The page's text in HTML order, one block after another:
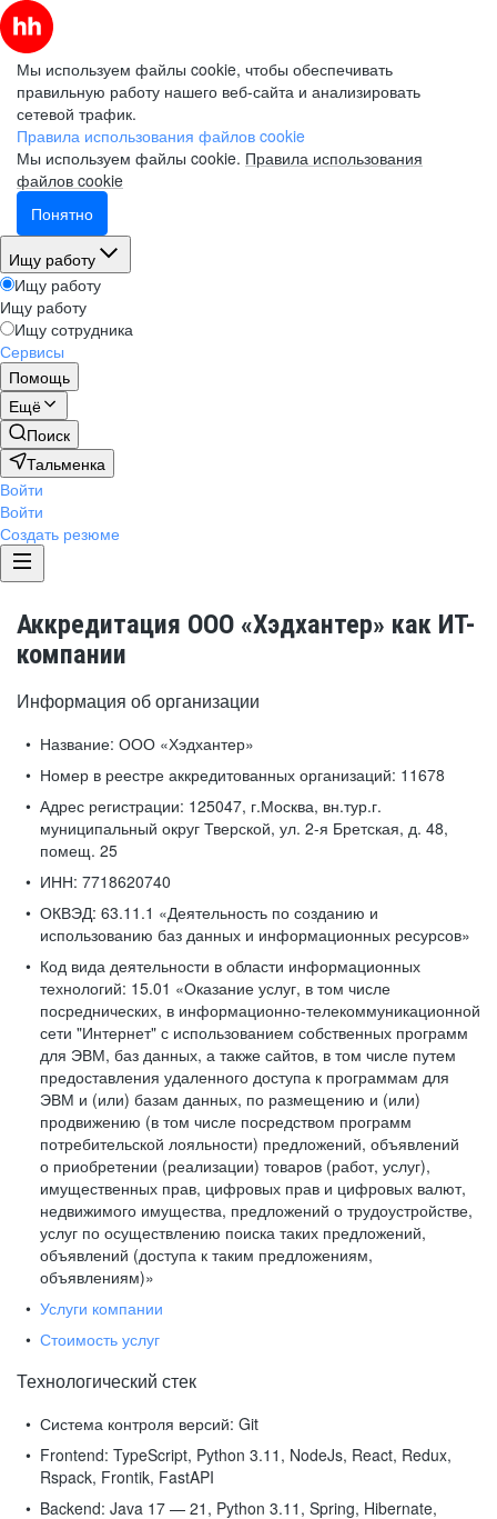
Мы используем файлы cookie, чтобы обеспечивать
правильную работу нашего веб-сайта и анализировать
сетевой трафик.
Правила использования файлов cookie
Мы используем файлы cookie. Правила использования
файлов cookie
Понятно
Ищу работу
Ищу работу
Ищу работу
Ищу сотрудника
Сервисы
Помощь
Ещё
Поиск
Тальменка
Войти
Войти
Создать резюме
Аккредитация ООО «Хэдхантер» как ИТ-
компании
Информация об организации
Название: ООО «Хэдхантер»
Номер в реестре аккредитованных организаций: 11678
Адрес регистрации: 125047, г.Москва, вн.тур.г.
муниципальный округ Тверской, ул. 2-я Бретская, д. 48,
помещ. 25
ИНН: 7718620740
ОКВЭД: 63.11.1 «Деятельность по созданию и
использованию баз данных и информационных ресурсов»
Код вида деятельности в области информационных
технологий: 15.01 «Оказание услуг, в том числе
посреднических, в информационно-телекоммуникационной
сети "Интернет" с использованием собственных программ
для ЭВМ, баз данных, а также сайтов, в том числе путем
предоставления удаленного доступа к программам для
ЭВМ и (или) базам данных, по размещению и (или)
продвижению (в том числе посредством программ
потребительской лояльности) предложений, объявлений
о приобретении (реализации) товаров (работ, услуг),
имущественных прав, цифровых прав и цифровых валют,
недвижимого имущества, предложений о трудоустройстве,
услуг по осуществлению поиска таких предложений,
объявлений (доступа к таким предложениям,
объявлениям)»
Услуги компании
Стоимость услуг
Технологический стек
Система контроля версий: Git
Frontend: TypeScript, Python 3.11, NodeJs, React, Redux,
Rspack, Frontik, FastAPI
Backend: Java 17 — 21, Python 3.11, Spring, Hibernate,